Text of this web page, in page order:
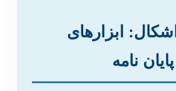
ابزارهای
نامه